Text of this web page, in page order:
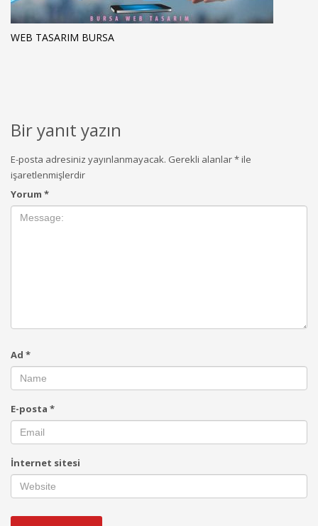
WEB TASARIM BURSA
Bir yanıt yazın
E-posta adresiniz yayınlanmayacak. Gerekli alanlar*ile
işaretlenmişlerdir
Yorum *
Ad *
E-posta *
İnternet sitesi